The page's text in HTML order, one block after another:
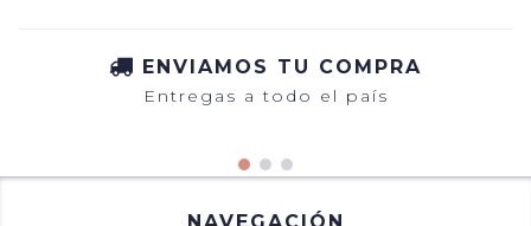
ENVIAMOS TU COMPRA
Entregas a todo el país